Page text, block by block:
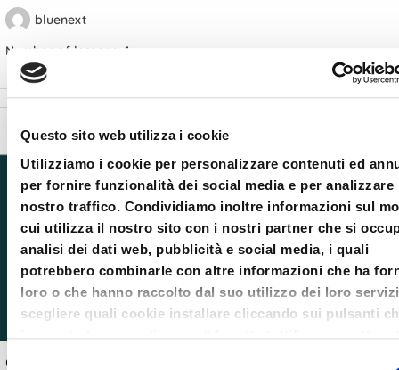
Questo sito web utilizza i cookie
Utilizziamo i cookie per personalizzare contenuti ed
per fornire funzionalità dei social media e per analizzare
nostro traffico. Condividiamo inoltre informazioni sul
cui utilizza il nostro sito con i nostri partner che si
analisi dei dati web, pubblicità e social media, i quali
potrebbero combinarle con altre informazioni che ha
loro o che hanno raccolto dal suo utilizzo dei loro
scegliere quali cookie installare cliccando sui pulsanti
Selezione
bluenext
Number of lessons: 1
CORSO ISCRIZIONE E AGGIORNAMENTO EX ART. 356 CCII (2024) – Sesta Sessione